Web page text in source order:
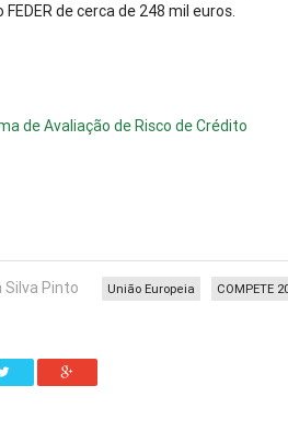
de cerca de 248 mil euros.
de Avaliação de Risco de Crédito
Silva Pinto COMPETE
União Europeia